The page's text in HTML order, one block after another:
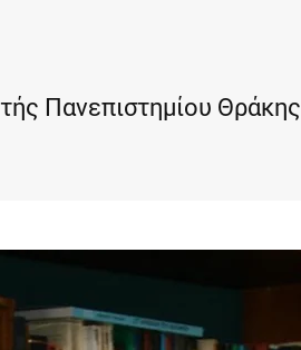
Πανεπιστημίου Θράκης